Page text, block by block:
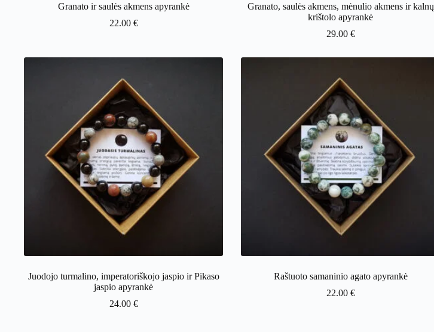
Granato ir saulės akmens apyrankė
22.00 €
Granato, saulės akmens, mėnulio akmens ir kalnų
krištolo apyrankė
29.00 €
Juodojo turmalino, imperatoriškojo jaspio ir Pikaso
jaspio apyrankė
24.00 €
Raštuoto samaninio agato apyrankė
22.00 €